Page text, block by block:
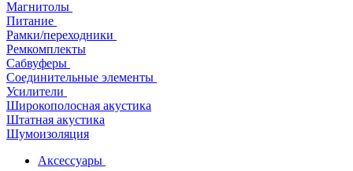
Магнитолы
Питание
Рамки/переходники
Ремкомплекты
Сабвуферы
Соединительные элементы
Усилители
Широкополосная акустика
Штатная акустика
Шумоизоляция
Аксессуары